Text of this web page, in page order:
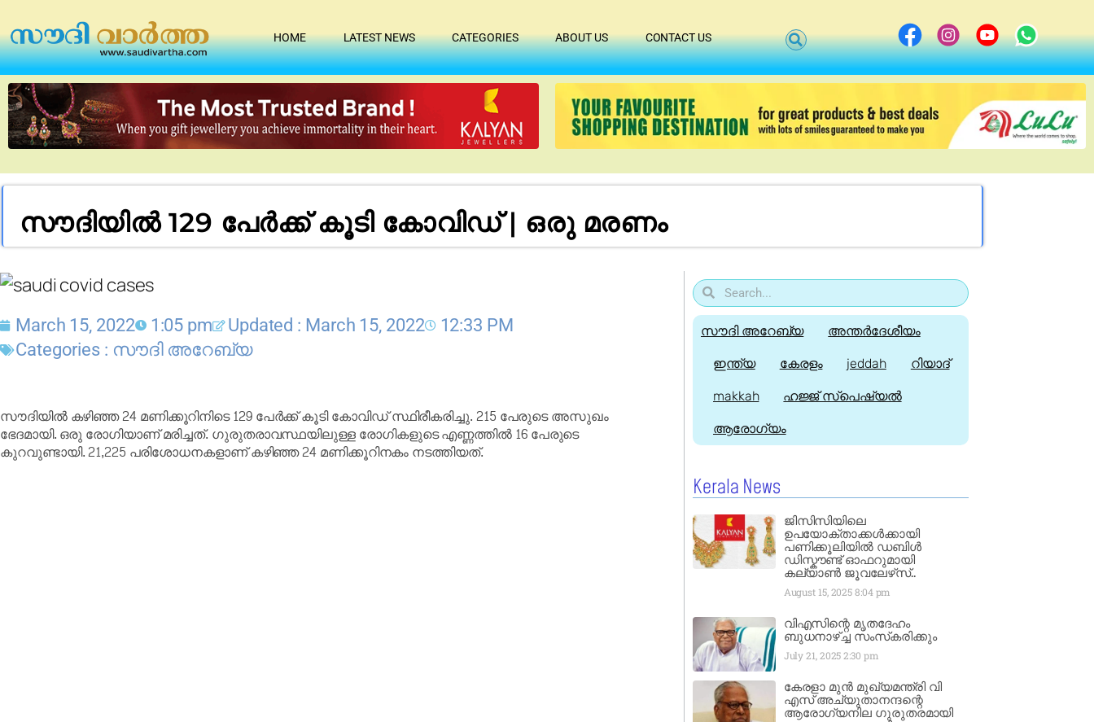
HOME LATEST NEWS CATEGORIES ABOUT US CONTACT US
സൗദിയിൽ 129 പേർക്ക് കൂടി കോവിഡ് | ഒരു മരണം
March 15, 2022 1:05 pm Updated : March 15, 2022
12:33 PM
Categories : സൗദി അറേബ്യ
സൗദിയിൽ കഴിഞ്ഞ 24 മണിക്കൂറിനിടെ 129 പേർക്ക് കൂടി കോവിഡ് സ്ഥിരീകരിച്ചു. 215 പേരുടെ അസുഖം
ഭേദമായി. ഒരു രോഗിയാണ് മരിച്ചത്. ഗുരുതരാവസ്ഥയിലുള്ള രോഗികളുടെ എണ്ണത്തിൽ 16 പേരുടെ
കുറവുണ്ടായി. 21,225 പരിശോധനകളാണ് കഴിഞ്ഞ 24 മണിക്കൂറിനകം നടത്തിയത്.
സൗദി അറേബ്യ അന്തർദേശീയം
ഇന്ത്യ കേരളം jeddah റിയാദ്
makkah ഹജ്ജ്‌ സ്പെഷ്യൽ
ആരോഗ്യം
Kerala News
ജിസിസിയിലെ
ഉപയോക്താക്കൾക്കായി
പണിക്കൂലിയിൽ ഡബിൾ
ഡിസ്കൗണ്ട് ഓഫറുമായി
കല്യാൺ ജൂവലേഴ്‌സ്..
August 15, 20258:04 pm
വിഎസിന്റെ മൃതദേഹം
ബുധനാഴ്ച്ച സംസ്‌കരിക്കും
July 21, 20252:30 pm
കേരളാ മുൻ മുഖ്യമന്ത്രി വി
എസ് അച്യുതാനന്ദന്റെ
ആരോഗ്യനില ഗുരുതരമായി